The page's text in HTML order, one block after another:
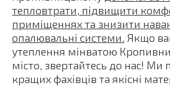
тепловтрати, підвищити
приміщеннях та знизити
опалювальні системи. Якщо
утеплення мінватою
місто, звертайтесь до нас! Ми
кращих фахівців та якісні